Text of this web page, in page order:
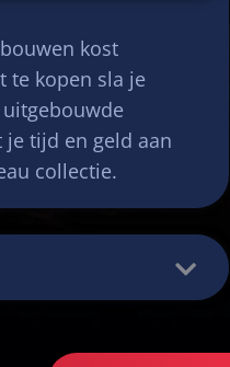
kost
te kopen sla je
tijd en geld aan
collectie.